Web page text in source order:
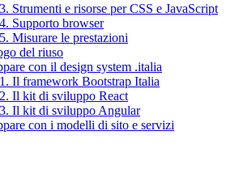
Strumenti e risorse per CSS e JavaScript
Supporto browser
Misurare le prestazioni
del riuso
con il design system .italia
Il framework Bootstrap Italia
Il kit di sviluppo React
Il kit di sviluppo Angular
con i modelli di sito e servizi